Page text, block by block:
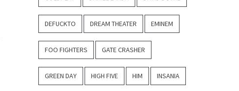
DEFUCKTO DREAM THEATER EMINEM
FOO FIGHTERS GATE CRASHER
GREEN DAY HIGH FIVE HIM INSANIA